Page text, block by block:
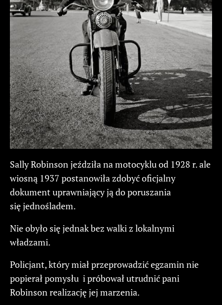
Sally Robinson jeździła na motocyklu od 1928 r. ale
wiosną 1937 postanowiła zdobyć oficjalny
dokument uprawniający ją do poruszania
się jednośladem.
Nie obyło się jednak bez walki z lokalnymi
władzami.
Policjant, który miał przeprowadzić egzamin nie
popierał pomysłu i próbował utrudnić pani
Robinson realizację jej marzenia.